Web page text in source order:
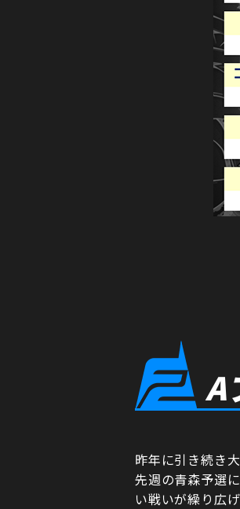
A
昨年に引き続き
先週の青森予選
い戦いが繰り広